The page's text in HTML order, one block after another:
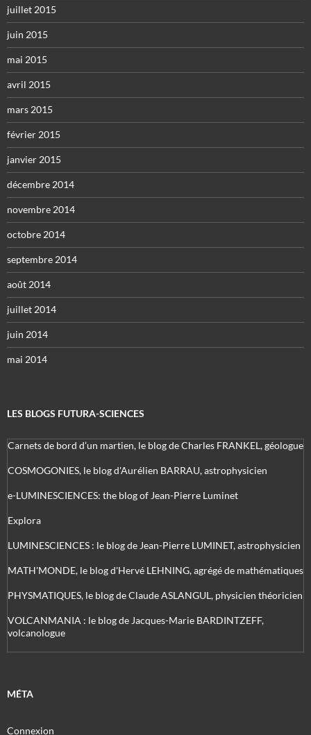
juillet 2015
juin 2015
mai 2015
avril 2015
mars 2015
février 2015
janvier 2015
décembre 2014
novembre 2014
octobre 2014
septembre 2014
août 2014
juillet 2014
juin 2014
mai 2014
LES BLOGS FUTURA-SCIENCES
Carnets de bord d’un martien, le blog de Charles FRANKEL, géologue
COSMOGONIES, le blog d'Aurélien BARRAU, astrophysicien
e-LUMINESCIENCES: the blog of Jean-Pierre Luminet
Explora
LUMINESCIENCES : le blog de Jean-Pierre LUMINET, astrophysicien
MATH'MONDE, le blog d'Hervé LEHNING, agrégé de mathématiques
PHYSMATIQUES, le blog de Claude ASLANGUL, physicien théoricien
VOLCANMANIA : le blog de Jacques-Marie BARDINTZEFF,
volcanologue
MÉTA
Connexion